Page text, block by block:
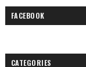
FACEBOOK
CATEGORIES